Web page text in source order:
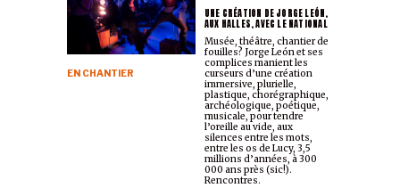
UNE CRÉATION DE JORGE LEÓN,
AUX HALLES, AVEC LE NATIONAL
EN CHANTIER
Musée, théâtre, chantier de
fouilles? Jorge León et ses
complices manient les
curseurs d’une création
immersive, plurielle,
plastique, chorégraphique,
archéologique, poétique,
musicale, pour tendre
l’oreille au vide, aux
silences entre les mots,
entre les os de Lucy, 3,5
millions d’années, à 300
000 ans près (sic!).
Rencontres.